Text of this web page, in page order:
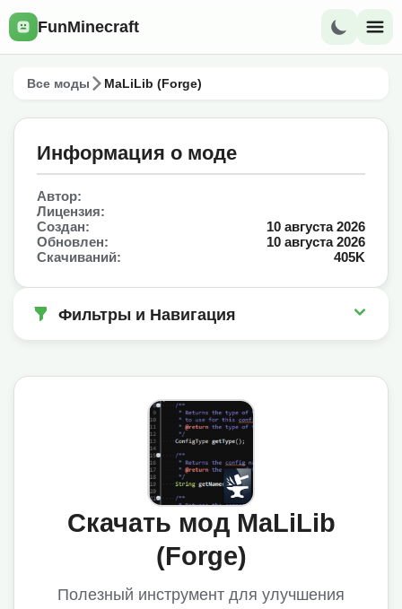
FunMinecraft
Все моды MaLiLib (Forge)
Скачать мод MaLiLib
(Forge)
Полезный инструмент для улучшения
Информация о моде
Автор:
Лицензия:
Создан:
10 августа 2026
Обновлен:
10 августа 2026
Скачиваний:
405K
Фильтры и Навигация